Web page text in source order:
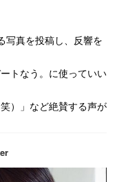
写真を投稿し、反響を
トなう。に使っていい
）」など絶賛する声が